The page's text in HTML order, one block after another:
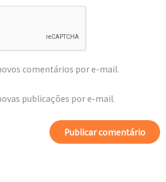
comentários por e-mail.
publicações por e-mail.